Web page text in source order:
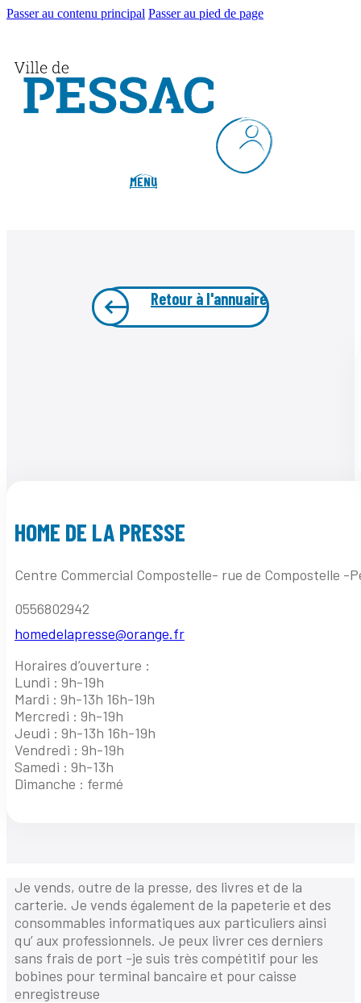
Passer au contenu principal Passer au pied de page
MENU
Retour à l'annuaire
HOME DE LA PRESSE
Centre Commercial Compostelle- rue de Compostelle -
0556802942
homedelapresse@orange.fr
Horaires d’ouverture :
Lundi : 9h-19h
Mardi : 9h-13h 16h-19h
Mercredi : 9h-19h
Jeudi : 9h-13h 16h-19h
Vendredi : 9h-19h
Samedi : 9h-13h
Dimanche : fermé
Je vends, outre de la presse, des livres et de la
carterie. Je vends également de la papeterie et des
consommables informatiques aux particuliers ainsi
qu’ aux professionnels. Je peux livrer ces derniers
sans frais de port -je suis très compétitif pour les
bobines pour terminal bancaire et pour caisse
enregistreuse